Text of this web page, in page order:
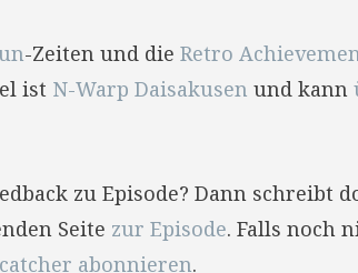
-Zeiten und die Retro
ist N-Warp Daisakusen und kann
zu Episode? Dann schreibt
Seite zur Episode. Falls noch
abonnieren.